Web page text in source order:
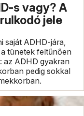
s vagy? A
jele
saját ADHD-jára,
tünetek feltűnően
az ADHD gyakran
pedig sokkal